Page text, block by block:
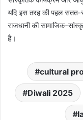
यदि इस तरह की पहल
राजधानी की सामाजिक-
है।
cultural
Diwali 2025